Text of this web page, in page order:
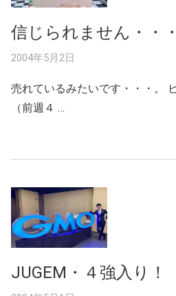
信じられません・・
2004年5月2日
売れているみたいです・・・。
（前週４ …
JUGEM・４強入り！